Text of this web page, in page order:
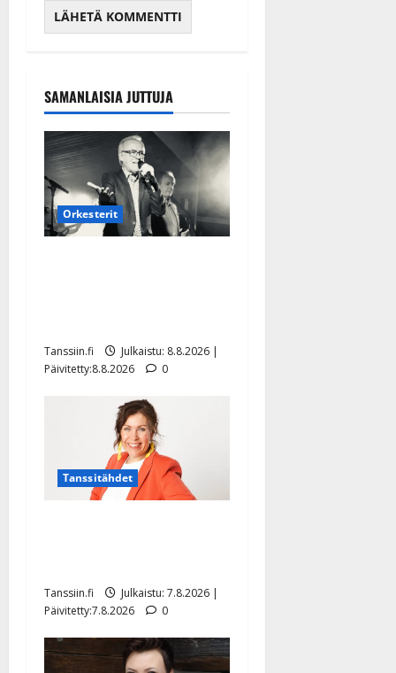
SAMANLAISIA JUTTUJA
Orkesterit
Tanssiin.fi
Julkaistu: 8.8.2026 |
Päivitetty:8.8.2026
0
Tanssitähdet
Tanssiin.fi
Julkaistu: 7.8.2026 |
Päivitetty:7.8.2026
0